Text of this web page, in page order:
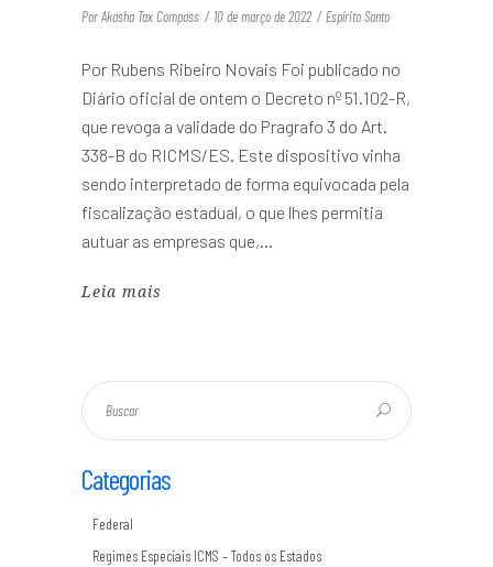
PorAkasha Tax Compass 10 de março de 2022 Espírito Santo
Por Rubens Ribeiro Novais Foi publicado no
Diário oficial de ontem o Decreto nº 51.102-R,
que revoga a validade do Pragrafo 3 do Art.
338-B do RICMS/ES. Este dispositivo vinha
sendo interpretado de forma equivocada pela
fiscalização estadual, o que lhes permitia
autuar as empresas que,
Leia mais
Categorias
Federal
Regimes Especiais ICMS – Todos os Estados